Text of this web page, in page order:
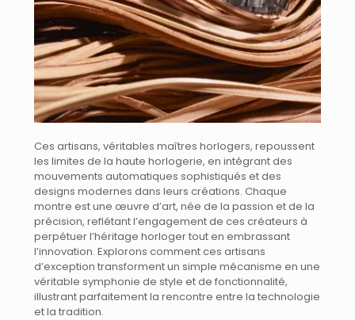
Ces artisans, véritables maîtres horlogers, repoussent
les limites de la haute horlogerie, en intégrant des
mouvements automatiques sophistiqués et des
designs modernes dans leurs créations. Chaque
montre est une œuvre d’art, née de la passion et de la
précision, reflétant l’engagement de ces créateurs à
perpétuer l’héritage horloger tout en embrassant
l’innovation. Explorons comment ces artisans
d’exception transforment un simple mécanisme en une
véritable symphonie de style et de fonctionnalité,
illustrant parfaitement la rencontre entre la technologie
et la tradition.